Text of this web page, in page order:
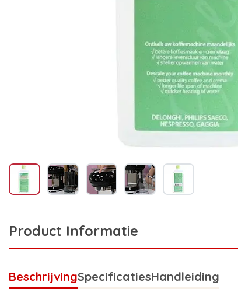
Product Informatie
BeschrijvingSpecificatiesHandleiding